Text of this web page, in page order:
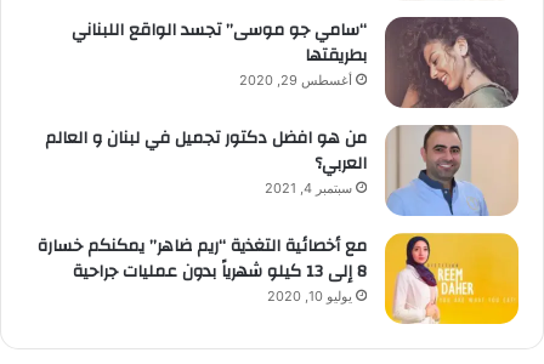
“سامي جو موسى” تجسد الواقع اللبناني
بطريقتها
أغسطس 29, 2020
من هو افضل دكتور تجميل في لبنان و العالم
العربي؟
سبتمبر 4, 2021
مع أخصائية التغذية “ريم ضاهر” يمكنكم خسارة
8 إلى 13 كيلو شهرياً بدون عمليات جراحية
يوليو 10, 2020